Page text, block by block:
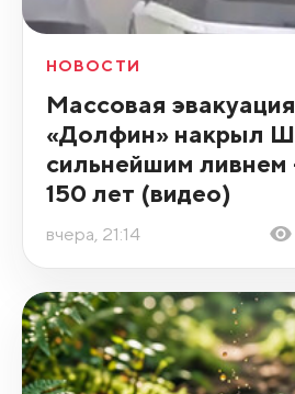
НОВОСТИ
Массовая
«Долфин» накрыл
сильнейшим ливнем
150 лет (видео)
вчера, 21:14